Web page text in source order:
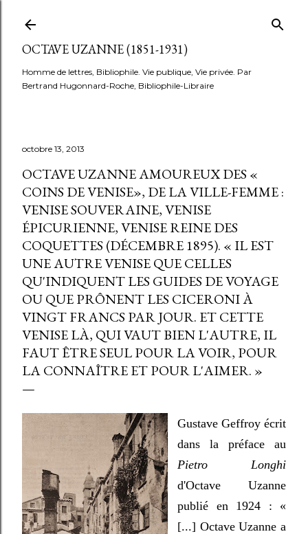
OCTAVE UZANNE (1851-1931)
Homme de lettres, Bibliophile. Vie publique, Vie privée. Par
Bertrand Hugonnard-Roche, Bibliophile-Libraire
octobre 13, 2013
OCTAVE UZANNE AMOUREUX DES «
COINS DE VENISE», DE LA VILLE-FEMME :
VENISE SOUVERAINE, VENISE
ÉPICURIENNE, VENISE REINE DES
COQUETTES (DÉCEMBRE 1895). « IL EST
UNE AUTRE VENISE QUE CELLES
QU'INDIQUENT LES GUIDES DE VOYAGE
OU QUE PRÔNENT LES CICERONI À
VINGT FRANCS PAR JOUR. ET CETTE
VENISE LÀ, QUI VAUT BIEN L'AUTRE, IL
FAUT ÊTRE SEUL POUR LA VOIR, POUR
LA CONNAÎTRE ET POUR L'AIMER. »
Gustave Geffroy écrit
dans la préface au
Pietro Longhi
d'Octave Uzanne
publié en 1924 : «
[...] Octave Uzanne a